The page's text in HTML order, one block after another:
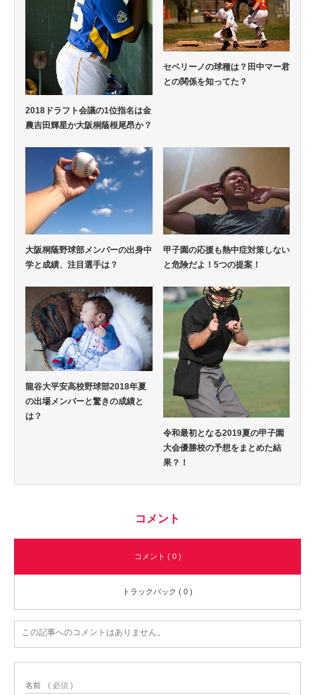
2018ドラフト会議の1位指名は金
農吉田輝星か大阪桐蔭根尾昂か？
セベリーノの球種は？田中マー君
との関係を知ってた？
大阪桐蔭野球部メンバーの出身中
学と成績、注目選手は？
甲子園の応援も熱中症対策しない
と危険だよ！5つの提案！
龍谷大平安高校野球部2018年夏
の出場メンバーと驚きの成績と
は？
令和最初となる2019夏の甲子園
大会優勝校の予想をまとめた結
果？！
コメント
コメント ( 0 )
トラックバック ( 0 )
この記事へのコメントはありません。
名前 ( 必須 )